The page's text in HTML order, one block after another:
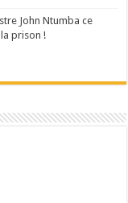
John Ntumba ce
prison !